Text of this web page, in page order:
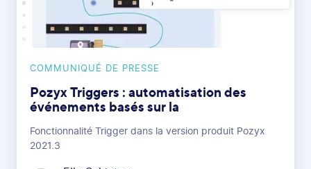
COMMUNIQUÉ DE PRESSE
Pozyx Triggers : automatisation des
événements basés sur la
Fonctionnalité Trigger dans la version produit Pozyx
2021.3